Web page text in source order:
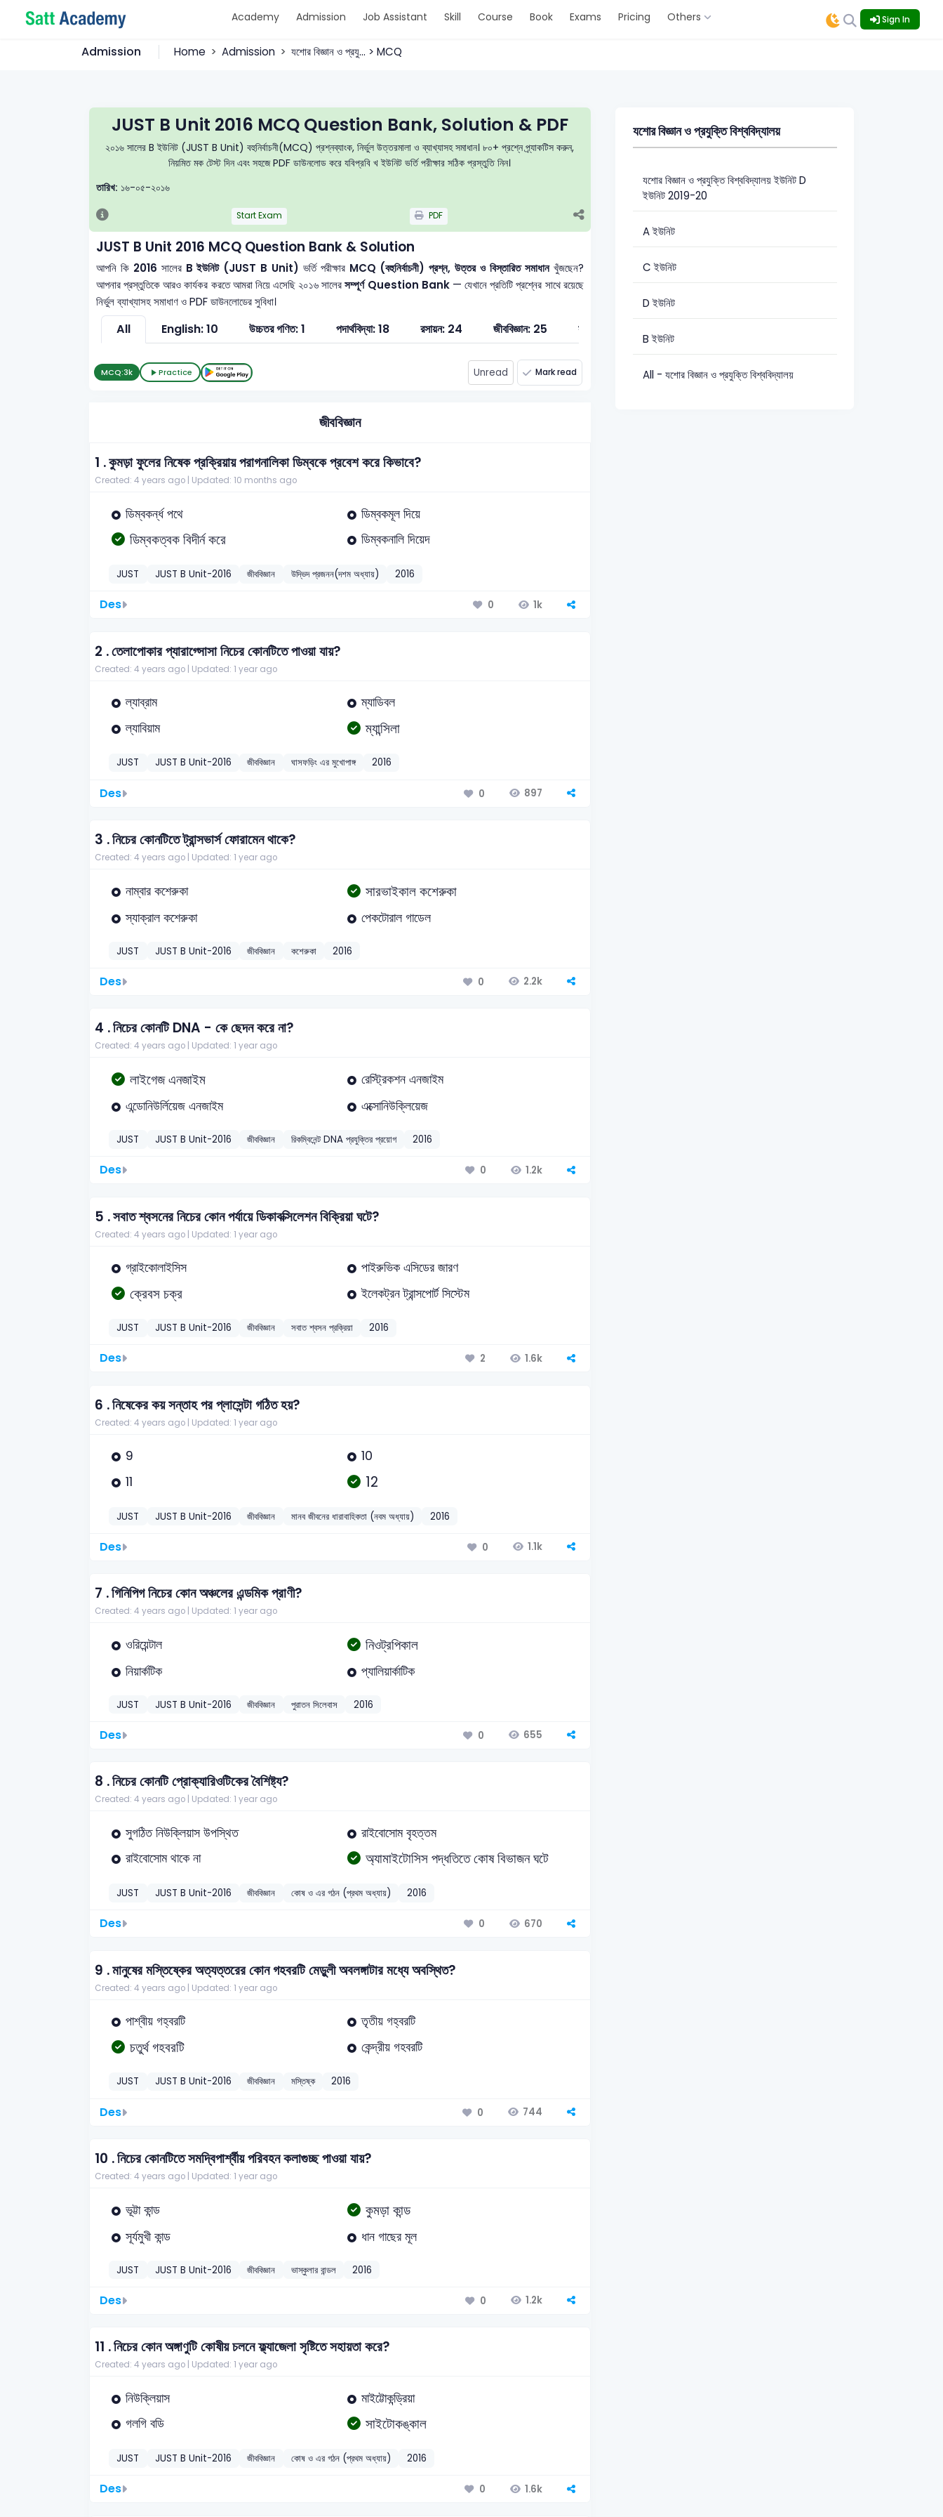
Academy Admission Job Assistant Skill Course Book Exams Pricing Others Sign In
Admission Home Admission যশোর বিজ্ঞান ও প্রযু... > MCQ
JUST B Unit 2016 MCQ Question Bank, Solution & PDF
২০১৬ সালের B ইউনিট (JUST B Unit) বহুনির্বাচনী(MCQ) প্রশ্নব্যাংক, নির্ভুল উত্তরমালা ও ব্যাখ্যাসহ সমাধান। ৮০+ প্রশ্নে প্র্যাকটিস করুন,
নিয়মিত মক টেস্ট দিন এবং সহজে PDF ডাউনলোড করে যবিপ্রবি খ ইউনিট ভর্তি পরীক্ষার সঠিক প্রস্তুতি নিন।
তারিখ: ১৬-০৫-২০১৬
Start Exam PDF
JUST B Unit 2016 MCQ Question Bank & Solution
আপনি কি 2016 সালের B ইউনিট (JUST B Unit) ভর্তি পরীক্ষার MCQ (বহুনির্বাচনী) প্রশ্ন, উত্তর ও বিস্তারিত সমাধানখুঁজছেন?
আপনার প্রস্তুতিকে আরও কার্যকর করতে আমরা নিয়ে এসেছি ২০১৬ সালেরসম্পূর্ণ Question Bank— যেখানে প্রতিটি প্রশ্নের সাথে রয়েছে
নির্ভুল ব্যাখ্যাসহ সমাধাণ ও PDF ডাউনলোডের সুবিধা।
All English: 10 উচ্চতর গণিত: 1 পদার্থবিদ্যা: 18 রসায়ন: 24 জীববিজ্ঞান: 25 সাধারন বিজ্ঞান: 2
MCQ:3k Practice Unread Mark read
জীববিজ্ঞান
1 .কুমড়া ফুলের নিষেক প্রক্রিয়ায় পরাগনালিকা ডিম্বকে প্রবেশ করে কিভাবে?
Created: 4 years ago | Updated: 10 months ago
ডিম্বকর্ন্ধ পথে ডিম্বকমূল দিয়ে
ডিম্বকত্বক বিদীর্ন করে ডিম্বকনালি দিয়েদ
JUST JUST B Unit-2016 জীববিজ্ঞান উদ্ভিদ প্রজনন(দশম অধ্যায়) 2016
Des 0 1k
2 .তেলাপোকার প্যারাগ্সোসা নিচের কোনটিতে পাওয়া যায়?
Created: 4 years ago | Updated: 1 year ago
ল্যাব্রাম
ম্যাডিবল
ল্যাবিয়াম
ম্যান্সিলা
JUST JUST B Unit-2016 জীববিজ্ঞান ঘাসফড়িং এর মুখোপাঙ্গ 2016
Des 0 897
3 .নিচের কোনটিতে ট্রান্সভার্স ফোরামেন থাকে?
Created: 4 years ago | Updated: 1 year ago
নাম্বার কশেরুকা সারভাইকাল কশেরুকা
স্যাক্রাল কশেরুকা পেকটোরাল গাডেল
JUST JUST B Unit-2016 জীববিজ্ঞান কশেরুকা 2016
Des 0 2.2k
4 .নিচের কোনটি DNA - কে ছেদন করে না?
Created: 4 years ago | Updated: 1 year ago
লাইগেজ এনজাইম
রেস্ট্রিকশন এনজাইম
এন্ডোনিউর্লিয়েজ এনজাইম
এক্সোনিউক্লিয়েজ
JUST JUST B Unit-2016 জীববিজ্ঞান রিকম্বিনেন্ট DNA প্রযুক্তির প্রয়োগ 2016
Des 0 1.2k
5 .সবাত শ্বসনের নিচের কোন পর্যায়ে ডিকাবক্সিলেশন বিক্রিয়া ঘটে?
Created: 4 years ago | Updated: 1 year ago
গ্রাইকোলাইসিস পাইরুভিক এসিডের জারণ
ক্রেবস চক্র ইলেকট্রন ট্রান্সপোর্ট সিস্টেম
JUST JUST B Unit-2016 জীববিজ্ঞান সবাত শ্বসন প্রক্রিয়া 2016
Des 2 1.6k
6 .নিষেকের কয় সন্তাহ পর প্লাসেন্টা গঠিত হয়?
Created: 4 years ago | Updated: 1 year ago
9
10
11
12
JUST JUST B Unit-2016 জীববিজ্ঞান মানব জীবনের ধারাবাহিকতা (নবম অধ্যায়) 2016
Des 0 1.1k
7 .গিনিপিগ নিচের কোন অঞ্চলের এন্ডমিক প্রাণী?
Created: 4 years ago | Updated: 1 year ago
ওরিয়েন্টাল নিওট্রপিকাল
নিয়ার্কটিক প্যালিয়ার্কাটিক
JUST JUST B Unit-2016 জীববিজ্ঞান পুরাতন সিলেবাস 2016
Des 0 655
8 .নিচের কোনটি প্রোক্যারিওটিকের বৈশিষ্ট্য?
Created: 4 years ago | Updated: 1 year ago
সুগঠিত নিউক্লিয়াস উপস্থিত
রাইবোসোম বৃহত্তম
রাইবোসোম থাকে না
অ্যামাইটোসিস পদ্ধতিতে কোষ বিভাজন ঘটে
JUST JUST B Unit-2016 জীববিজ্ঞান কোষ ও এর গঠন (প্রথম অধ্যায়) 2016
Des 0 670
9 .মানুষের মস্তিষ্কের অত্যত্তরের কোন গহবরটি মেড়ুলী অবলঙ্গাটার মধ্যে অবস্থিত?
Created: 4 years ago | Updated: 1 year ago
পাশ্বীয় গহ্বরটি তৃতীয় গহ্বরটি
চতুর্থ গহবরটি কেন্দ্রীয় গহবরটি
JUST JUST B Unit-2016 জীববিজ্ঞান মস্তিষ্ক 2016
Des 0 744
10 .নিচের কোনটিতে সমদ্বিপার্শ্বীয় পরিবহন কলাগুচ্ছ পাওয়া যায়?
Created: 4 years ago | Updated: 1 year ago
ভূট্টা কান্ড কুমড়া কান্ড
সূর্যমুখী কান্ড ধান গাছের মূল
JUST JUST B Unit-2016 জীববিজ্ঞান ভাস্কুলার বান্ডল 2016
Des 0 1.2k
11 .নিচের কোন অঙ্গাণুটি কোষীয় চলনে ফ্ল্যাজেলা সৃষ্টিতে সহায়তা করে?
Created: 4 years ago | Updated: 1 year ago
নিউক্লিয়াস
মাইট্টোকন্ড্রিয়া
গলগি বডি
সাইটোকঙ্কাল
JUST JUST B Unit-2016 জীববিজ্ঞান কোষ ও এর গঠন (প্রথম অধ্যায়) 2016
Des 0 1.6k
যশোর বিজ্ঞান ও প্রযুক্তি বিশ্ববিদ্যালয়
যশোর বিজ্ঞান ও প্রযুক্তি বিশ্ববিদ্যালয় ইউনিট D
ইউনিট 2019-20
A ইউনিট
C ইউনিট
D ইউনিট
B ইউনিট
All - যশোর বিজ্ঞান ও প্রযুক্তি বিশ্ববিদ্যালয়